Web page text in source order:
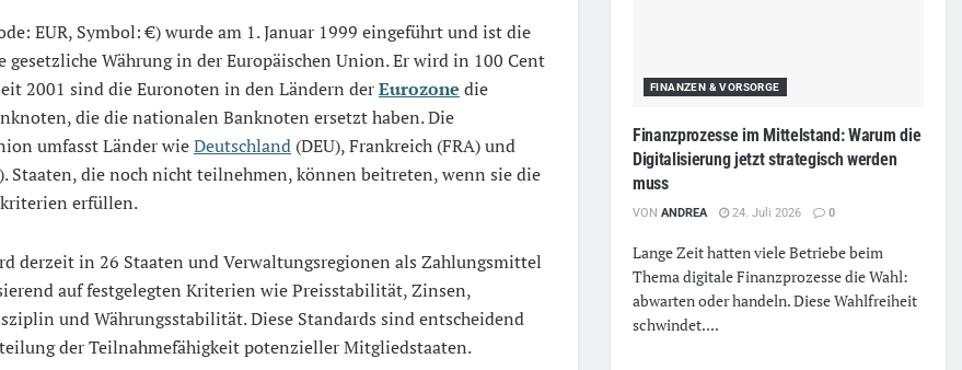
EUR, Symbol: €) wurde am 1. Januar 1999 eingeführt und ist die
gesetzliche Währung in der Europäischen Union. Er wird in 100 Cent
2001 sind die Euronoten in den Ländern derEurozone die
die die nationalen Banknoten ersetzt haben. Die
umfasst Länder wieDeutschland (DEU), Frankreich (FRA) und
Staaten, die noch nicht teilnehmen, können beitreten, wenn sie die
erfüllen.
derzeit in 26 Staaten und Verwaltungsregionen als Zahlungsmittel
auf festgelegten Kriterien wie Preisstabilität, Zinsen,
und Währungsstabilität. Diese Standards sind entscheidend
der Teilnahmefähigkeit potenzieller Mitgliedstaaten.
FINANZEN & VORSORGE
Finanzprozesse im Mittelstand: Warum die
Digitalisierung jetzt strategisch werden
muss
VON ANDREA 24. Juli 2026 0
Lange Zeit hatten viele Betriebe beim
Thema digitale Finanzprozesse die Wahl:
abwarten oder handeln. Diese Wahlfreiheit
schwindet....